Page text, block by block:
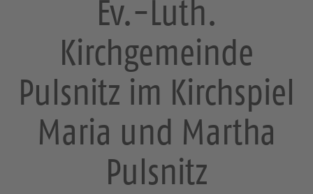
Ev.-Luth.
Kirchgemeinde
Pulsnitz im Kirchspiel
Maria und Martha
Pulsnitz